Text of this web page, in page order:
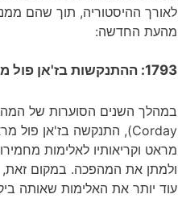
לאורך ההיסטוריה, תוך שהם
מהעת החדשה:
1793: ההתנקשות בז'אן פול מראט
מראט וקריאותיו לאלימות
ולמתן את המהפכה. במקום
עוד יותר את האלימות שאותה